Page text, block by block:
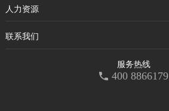
人力资源
联系我们
服务热线
400 8866179